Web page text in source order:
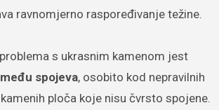
ravnomjerno raspoređivanje težine.
s ukrasnim kamenom jest
spojeva, osobito kod nepravilnih
ploča koje nisu čvrsto spojene.